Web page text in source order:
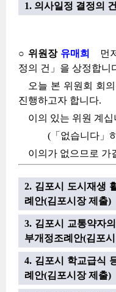
1. 의사일정 결정의 건
○ 위원장 유매희
먼
정의 건」을 상정합니
오늘 본 위원회 회
진행하고자 합니다.
이의 있는 위원 계십
(「없습니다」
이의가 없으므로 가
2. 김포시 도시재생
례안(김포시장 제출)
3. 김포시 교통약자
부개정조례안(김포
4. 김포시 학교급식
례안(김포시장 제출)